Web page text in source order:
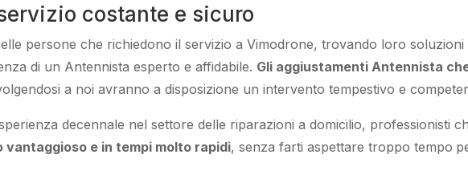
costante e sicuro
persone che richiedono il servizio a Vimodrone, trovando loro
di un Antennista esperto e affidabile. Gli aggiustamenti Antennista
a noi avranno a disposizione un interventotempestivo e
decennale nel settore delle riparazioni a domicilio, professionisti
vantaggioso e in tempi molto rapidi, senza fartiaspettare troppo tempo